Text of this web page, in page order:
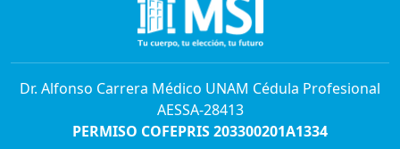
Dr. Alfonso Carrera Médico UNAM Cédula Profesional
AESSA-28413
PERMISO COFEPRIS 203300201A1334